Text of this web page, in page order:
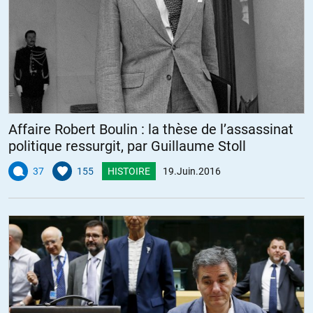
Maris, qui indiquait que l’économie libérale était comme le
mouvement d’une bille dans un bol, lorsque les mouvements de
cette dernière sont bien régulés, la bille repassera forcément au
centre du bol, mais actuellement, avec cette économie libérale
dirigée par d’importants lobbies, le mouvement de la bille est trop
important, car non régulé, et cette dernière a tendance a sortir de
son contenant…
+2
Oui, un pavé de plus dans la mare. Mais ce n’est pas ce pavé de plus
qui influera sur le cours de ces choses, étant donné le rapport de
force tellement en faveur du statu-quo, du moins dans les sphères
de pouvoir. Aucun signal apparenté à l’intelligence ou à la
négociation ne passera la barrière de l’intérêt et de l’autisme de ces
gens-là. Ce qui influera, hélas, c’est la gravité croissante des crises
Affaire Robert Boulin : la thèse de l’assassinat
politique ressurgit, par Guillaume Stoll
37 155 HISTOIRE 19.Juin.2016